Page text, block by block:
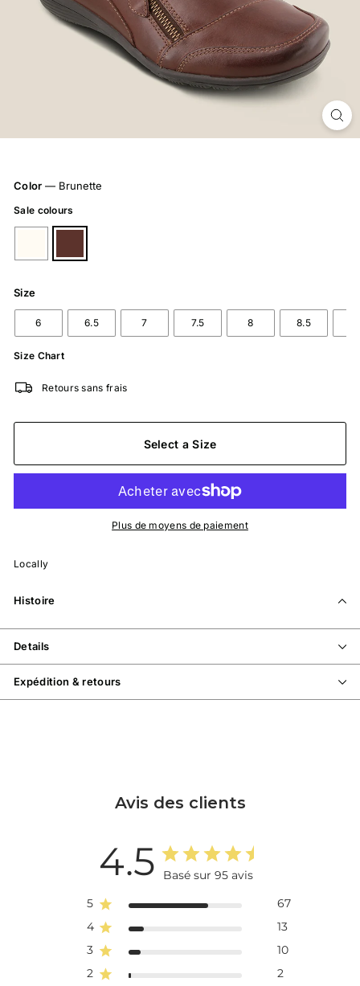
Color — Brunette
Sale colours
Size
6 6.5 7 7.5 8 8.5
Size Chart
Retours sans frais
Select a Size
Plus de moyens de paiement
Locally
Histoire
Details
Expédition & retours
Avis des clients
4.5
Basé sur 95 avis
5
67
4
13
3
10
2
2